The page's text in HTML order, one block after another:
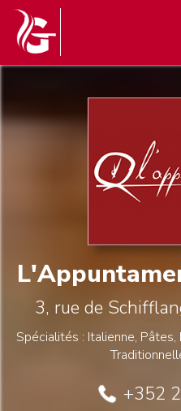
3, rue de
Spécialités : Italienne,
+352